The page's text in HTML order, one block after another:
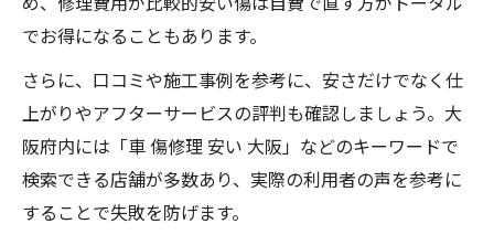
でお得になることもあります。
さらに、口コミや施工事例を参考に、安さだけでなく仕
上がりやアフターサービスの評判も確認しましょう。大
阪府内には「車 傷修理 安い 大阪」などのキーワードで
検索できる店舗が多数あり、実際の利用者の声を参考に
することで失敗を防げます。